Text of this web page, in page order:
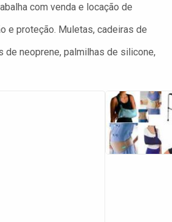
com venda e locação de
e proteção. Muletas, cadeiras de
de neoprene, palmilhas de silicone,